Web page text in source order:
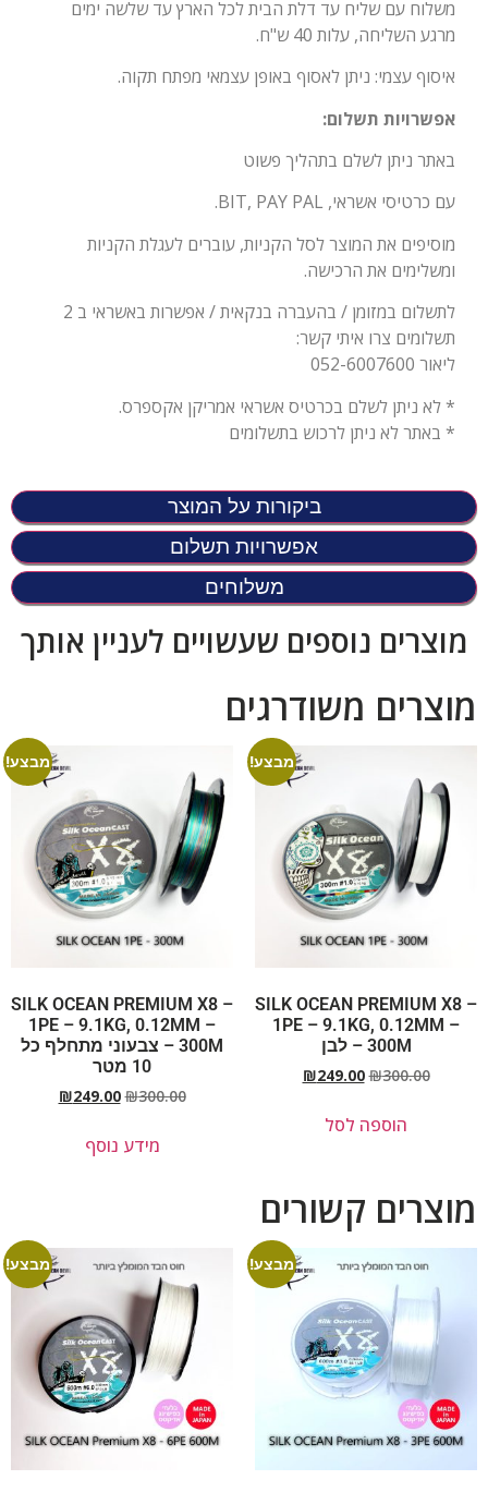
ביקורות על המוצר
אפשרויות תשלום
משלוחים
משלוח עם שליח עד דלת הבית לכל הארץ עד שלשה ימים
מרגע השליחה, עלות 40 ש"ח.
איסוף עצמי: ניתן לאסוף באופן עצמאי מפתח תקוה.
אפשרויות תשלום:
באתר ניתן לשלם בתהליך פשוט
עם כרטיסי אשראי, BIT, PAY PAL.
מוסיפים את המוצר לסל הקניות, עוברים לעגלת הקניות
ומשלימים את הרכישה.
לתשלום במזומן / בהעברה בנקאית / אפשרות באשראי ב 2
תשלומים צרו איתי קשר:
ליאור 052-6007600
* לא ניתן לשלם בכרטיס אשראי אמריקן אקספרס.
* באתר לא ניתן לרכוש בתשלומים
מוצרים נוספים שעשויים לעניין אותך
מוצרים משודרגים
מבצע!
SILK OCEAN PREMIUM X8 –
1PE – 9.1KG, 0.12MM –
300M – לבן
₪300.00
₪249.00
הוספה לסל
מבצע!
SILK OCEAN PREMIUM X8 –
1PE – 9.1KG, 0.12MM –
300M – צבעוני מתחלף כל
10 מטר
₪300.00
₪249.00
מידע נוסף
מוצרים קשורים
מבצע! מבצע!